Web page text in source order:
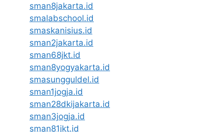
sman8jakarta.id
smalabschool.id
smaskanisius.id
sman2jakarta.id
sman68jkt.id
sman8yogyakarta.id
smasungguldel.id
sman1jogja.id
sman28dkijakarta.id
sman3jogja.id
sman81jkt.id